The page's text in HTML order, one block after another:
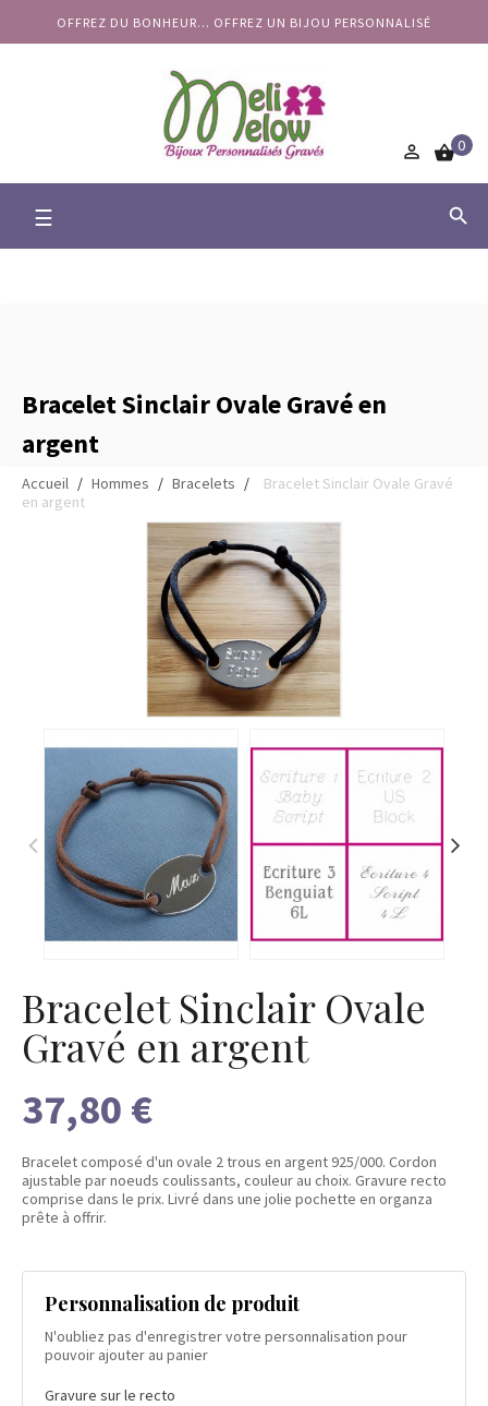
OFFREZ DU BONHEUR... OFFREZ UN BIJOU PERSONNALISÉ
 0
Basculer
☰ 
Bracelet Sinclair Ovale Gravé en
argent
Accueil Hommes Bracelets
Bracelet Sinclair Ovale Gravé
en argent
Bracelet Sinclair Ovale
Gravé en argent
37,80 €
Bracelet composé d'un ovale 2 trous en argent 925/000. Cordon
ajustable par noeuds coulissants, couleur au choix. Gravure recto
comprise dans le prix. Livré dans une jolie pochette en organza
prête à offrir.
Personnalisation de produit
N'oubliez pas d'enregistrer votre personnalisation pour
pouvoir ajouter au panier
Gravure sur le recto